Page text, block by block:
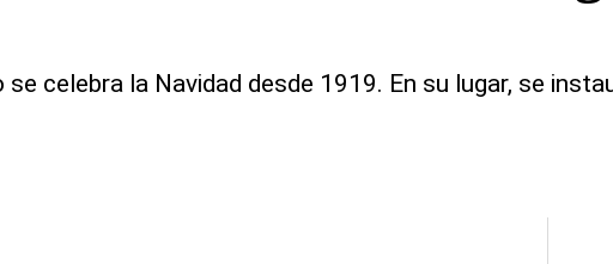
celebra la Navidad desde 1919. En su lugar, se